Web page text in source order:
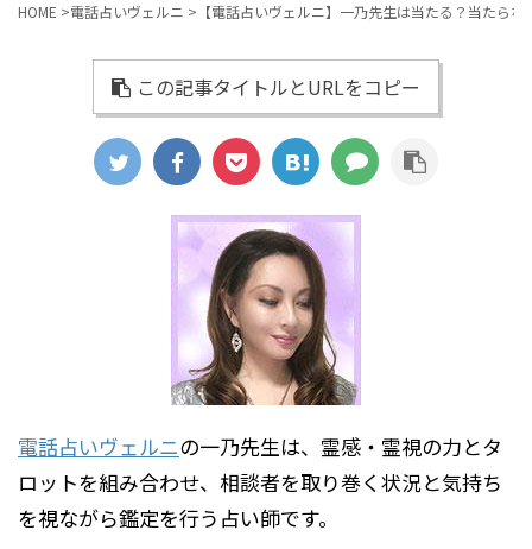
HOME >電話占いヴェルニ > 【電話占いヴェルニ】一乃先生は当たる？当たら
この記事タイトルとURLをコピー
電話占いヴェルニの一乃先生は、霊感・霊視の力とタ
ロットを組み合わせ、相談者を取り巻く状況と気持ち
を視ながら鑑定を行う占い師です。